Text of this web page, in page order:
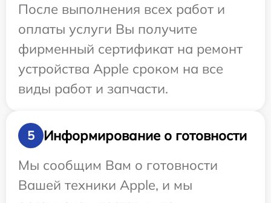
После выполнения всех работ и
оплаты услуги Вы получите
фирменный сертификат на ремонт
устройства Apple сроком на все
виды работ и запчасти.
5
Информирование о готовности
Мы сообщим Вам о готовности
Вашей техники Apple, и мы